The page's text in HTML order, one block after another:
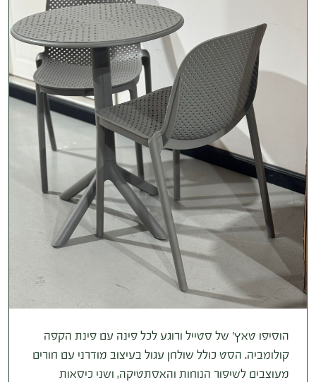
הוסיפו טאץ' של סטייל ורוגע לכל פינה עם פינת הקפה
קולומביה. הסט כולל שולחן עגול בעיצוב מודרני עם חורים
מעוצבים לשיפור הנוחות והאסתטיקה, ושני כיסאות